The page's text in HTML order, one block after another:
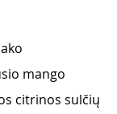
mango
citrinos sulčių